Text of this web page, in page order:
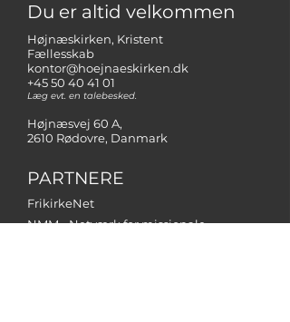
Du er altid velkommen
Højnæskirken, Kristent
Fællesskab
kontor@hoejnaeskirken.dk
+45 50 40 41 01
Læg evt. en talebesked.
Højnæsvej 60 A,
2610 Rødovre, Danmark
PARTNERE
FrikirkeNet
NMM - Netværk for missionale